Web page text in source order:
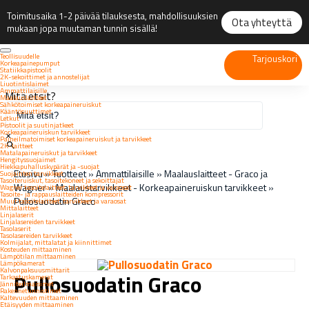
Toimitusaika 1-2 päivää tilauksesta, mahdollisuuksien
mukaan jopa muutaman tunnin sisällä!
Ota yhteyttä
Teollisuudelle
Korkeapainepumput
Statiikkapistoolit
2K-sekoittimet ja annostelijat
Liuotintislaimet
Ammattilaisille
Maalauslaitteet
Sähkötoimiset korkeapaineruiskut
Kääntösuuttimet
Letkut
Pistoolit ja suutinjatkeet
Korkeapaineruiskun tarvikkeet
Paineilmatoimiset korkeapaineruiskut ja tarvikkeet
2K-laitteet
Matalapaineruiskut ja tarvikkeet
Hengityssuojaimet
Hiekkapuhalluskypärät ja -suojat
Suojainten tarvikkeet
Tasoiteruiskut, tasoitekoneet ja sekoittajat
Wagner tasoitelaitteet, tarvikkeet ja varaosat
Tasoite- ja rappauslaitteiden kompressorit
Muut tasoitelaitteet, tarvikkeet ja varaosat
Mittalaitteet
Linjalaserit
Linjalasereiden tarvikkeet
Tasolaserit
Tasolasereiden tarvikkeet
Kolmijalat, mittalatat ja kiinnittimet
Kosteuden mittaaminen
Lämpötilan mittaaminen
Lämpökamerat
Kalvonpaksuusmittarit
Tarkastuskamerat
Jänniteilmaisimet
Rakennetunnistimet
Kaltevuuden mittaaminen
Etäisyyden mittaaminen
Tarjouskori
Mitä etsit?
×
Etusivu»Tuotteet»Ammattilaisille »Maalauslaitteet - Graco ja
Wagner»Maalaustarvikkeet - Korkeapaineruiskun tarvikkeet»
Pullosuodatin Graco
Pullosuodatin Graco